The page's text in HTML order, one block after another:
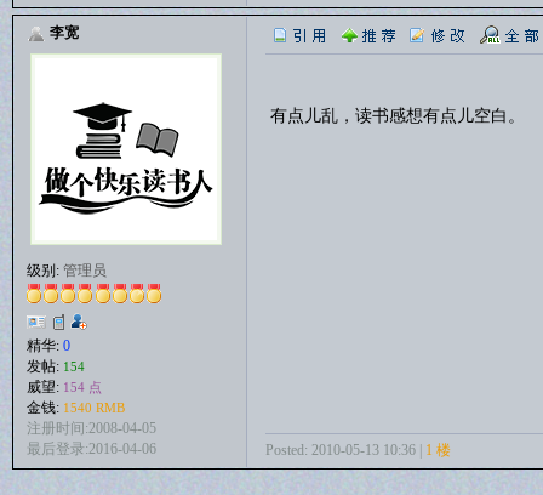
李宽
级别: 管理员
精华: 0
发帖: 154
威望: 154 点
金钱: 1540 RMB
注册时间:2008-04-05
最后登录:2016-04-06
有点儿乱，读书感想有点儿空白。
Posted: 2010-05-13 10:36 | 1 楼